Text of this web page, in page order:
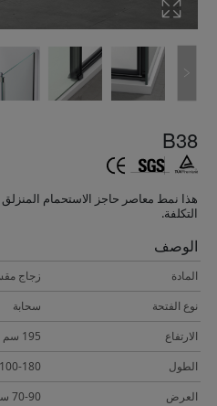
B38
هذا نمط معاصر حاجز الاستحمام
التكلفة.
الوصف
المادة
زجاج
نوع الفتحة
سحابة
الارتفاع
195 سم
الطول
100-180 سم
العرض
70-90 سم